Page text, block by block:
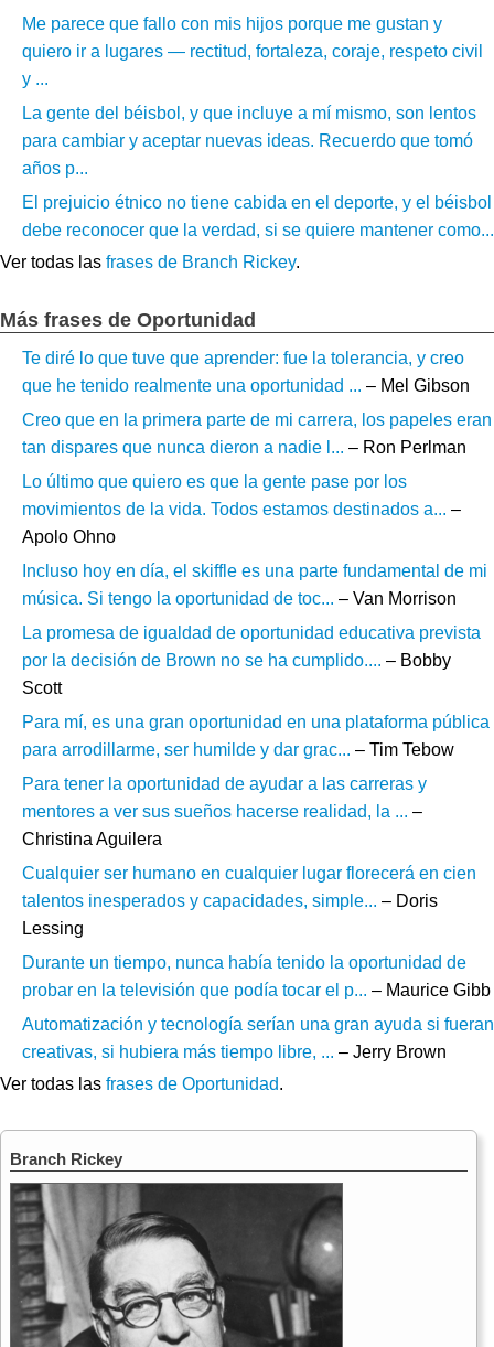
Me parece que fallo con mis hijos porque me gustan y
quiero ir a lugares — rectitud, fortaleza, coraje, respeto civil
y ...
La gente del béisbol, y que incluye a mí mismo, son lentos
para cambiar y aceptar nuevas ideas. Recuerdo que tomó
años p...
El prejuicio étnico no tiene cabida en el deporte, y el béisbol
debe reconocer que la verdad, si se quiere mantener como...
Ver todas las frases de Branch Rickey.
Más frases de Oportunidad
Te diré lo que tuve que aprender: fue la tolerancia, y creo
que he tenido realmente una oportunidad ... – Mel Gibson
Creo que en la primera parte de mi carrera, los papeles eran
tan dispares que nunca dieron a nadie l... – Ron Perlman
Lo último que quiero es que la gente pase por los
movimientos de la vida. Todos estamos destinados a... –
Apolo Ohno
Incluso hoy en día, el skiffle es una parte fundamental de mi
música. Si tengo la oportunidad de toc... – Van Morrison
La promesa de igualdad de oportunidad educativa prevista
por la decisión de Brown no se ha cumplido.... – Bobby
Scott
Para mí, es una gran oportunidad en una plataforma pública
para arrodillarme, ser humilde y dar grac... – Tim Tebow
Para tener la oportunidad de ayudar a las carreras y
mentores a ver sus sueños hacerse realidad, la ... –
Christina Aguilera
Cualquier ser humano en cualquier lugar florecerá en cien
talentos inesperados y capacidades, simple... – Doris
Lessing
Durante un tiempo, nunca había tenido la oportunidad de
probar en la televisión que podía tocar el p... – Maurice Gibb
Automatización y tecnología serían una gran ayuda si fueran
creativas, si hubiera más tiempo libre, ... – Jerry Brown
Ver todas las frases de Oportunidad.
Branch Rickey